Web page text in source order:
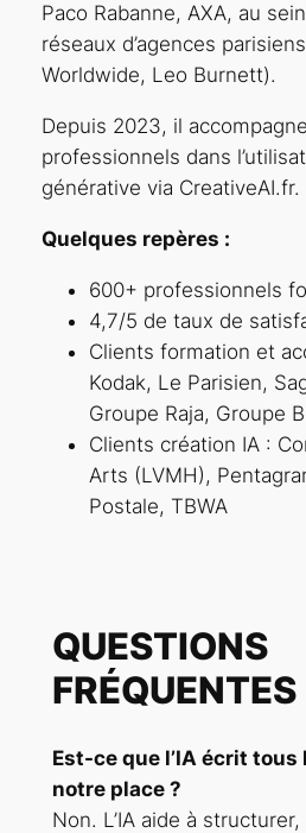
Paco Rabanne, AXA, au
réseaux d’agences
Worldwide, Leo Burnett).
Depuis 2023, il
professionnels dans
générative via CreativeAI.fr.
Quelques repères :
600+ professionnels
4,7/5 de taux de
Clients formation et
Kodak, Le Parisien,
Groupe Raja, Groupe
Clients création IA :
Arts (LVMH),
Postale, TBWA
QUESTIONS
FRÉQUENTES
Est-ce que l’IA écrit tous
notre place ?
Non. L’IA aide à